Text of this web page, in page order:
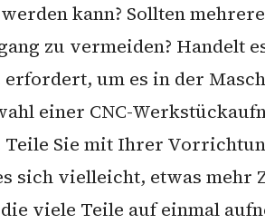
kann? Sollten
zu vermeiden? Handelt
um es in der
einer CNC-
Sie mit Ihrer
sich vielleicht, etwas mehr
viele Teile auf einmal